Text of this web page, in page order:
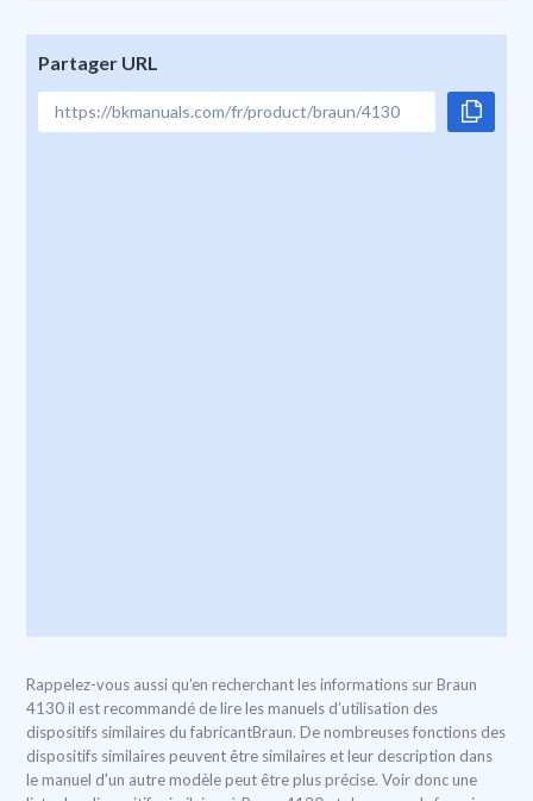
Partager URL
Rappelez-vous aussi qu’en recherchant les informations sur Braun
4130 il est recommandé de lire les manuels d’utilisation des
dispositifs similaires du fabricantBraun. De nombreuses fonctions des
dispositifs similaires peuvent être similaires et leur description dans
le manuel d'un autre modèle peut être plus précise. Voir donc une